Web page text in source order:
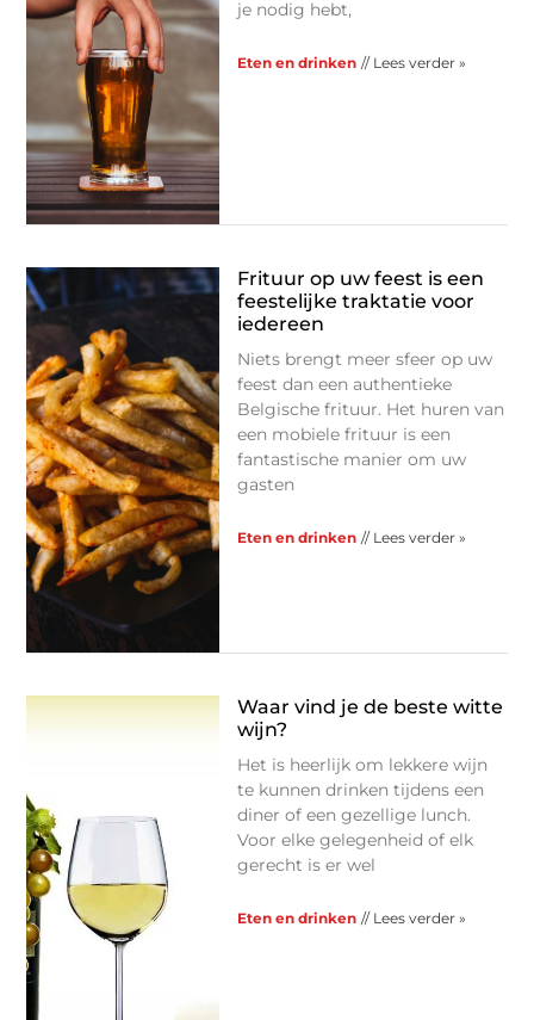
je nodig hebt,
Eten en drinken // Lees verder »
Frituur op uw feest is een
feestelijke traktatie voor
iedereen
Niets brengt meer sfeer op uw
feest dan een authentieke
Belgische frituur. Het huren van
een mobiele frituur is een
fantastische manier om uw
gasten
Eten en drinken // Lees verder »
Waar vind je de beste witte
wijn?
Het is heerlijk om lekkere wijn
te kunnen drinken tijdens een
diner of een gezellige lunch.
Voor elke gelegenheid of elk
gerecht is er wel
Eten en drinken // Lees verder »